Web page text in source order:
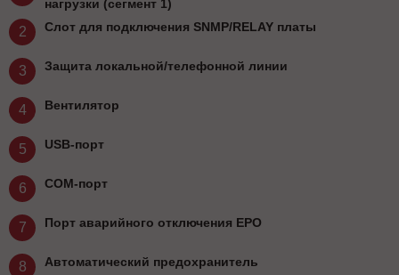
нагрузки (сегмент 1)
2 Слот для подключения SNMP/RELAY платы
3 Защита локальной/телефонной линии
4 Вентилятор
5 USB-порт
6 COM-порт
7 Порт аварийного отключения EPO
8 Автоматический предохранитель